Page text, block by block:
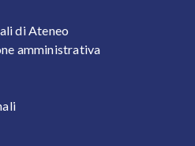
di Ateneo
amministrativa